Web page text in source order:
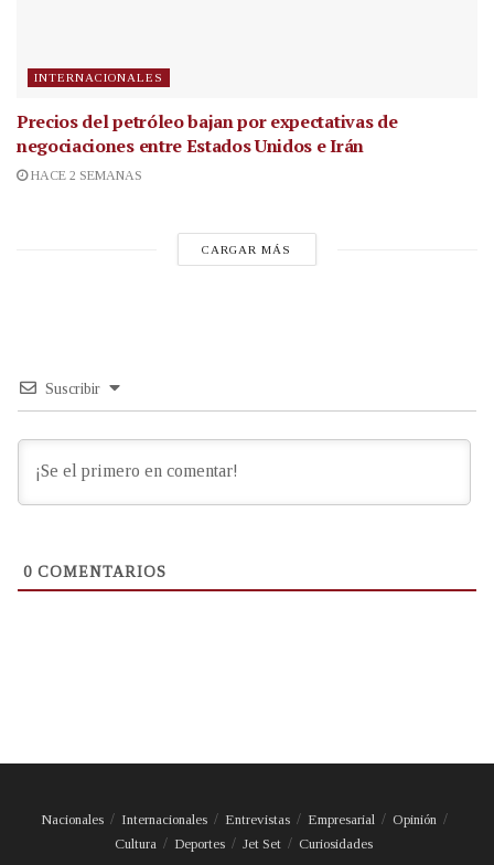
INTERNACIONALES
Precios del petróleo bajan por expectativas de
negociaciones entre Estados Unidos e Irán
HACE 2 SEMANAS
CARGAR MÁS
Suscribir
0 COMENTARIOS
Nacionales Internacionales Entrevistas Empresarial
Opinión
Cultura
Deportes Jet Set Curiosidades